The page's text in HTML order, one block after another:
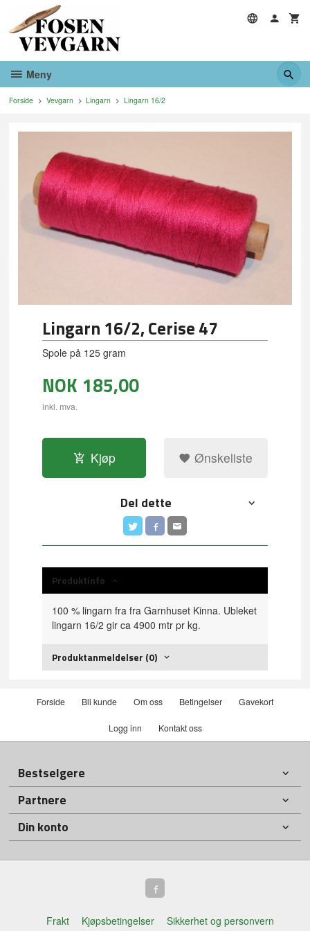
innholdet
Meny
Forside Vevgarn Lingarn Lingarn 16/2
Lingarn 16/2, Cerise 47
Spole på 125 gram
NOK 185,00
inkl. mva.
Kjøp Ønskeliste
Del dette
Produktinfo
100 % lingarn fra fra Garnhuset Kinna. Ubleket
lingarn 16/2 gir ca 4900 mtr pr kg.
Produktanmeldelser (0)
Forside Bli kunde Om oss Betingelser Gavekort
Logg inn Kontakt oss
Bestselgere
Partnere
Din konto
Frakt Kjøpsbetingelser Sikkerhet og personvern